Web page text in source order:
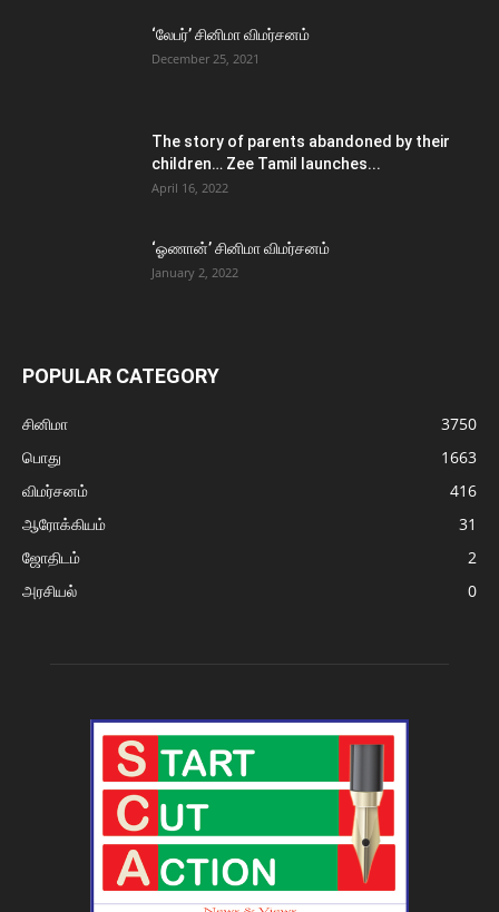
‘லேபர்’ சினிமா விமர்சனம்
December 25, 2021
The story of parents abandoned by their
children… Zee Tamil launches...
April 16, 2022
‘ஓணான்’ சினிமா விமர்சனம்
January 2, 2022
POPULAR CATEGORY
சினிமா
3750
பொது
1663
விமர்சனம்
416
ஆரோக்கியம்
31
ஜோதிடம்
2
அரசியல்
0